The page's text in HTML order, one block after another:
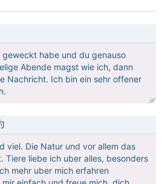
geweckt habe und du genauso
Abende magst wie ich, dann
Nachricht. Ich bin ein sehr offener
viel. Die Natur und vor allem das
Tiere liebe ich uber alles, besonders
mehr uber mich erfahren